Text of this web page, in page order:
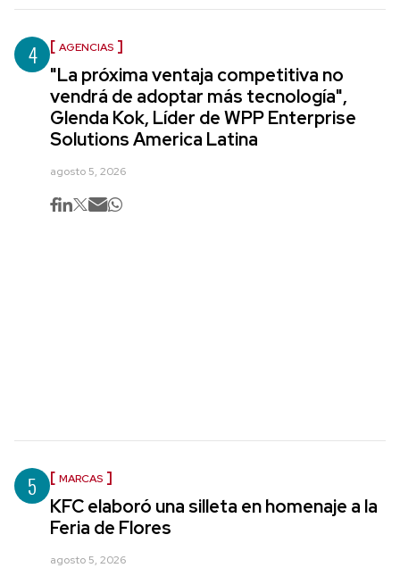
4 AGENCIAS
"La próxima ventaja competitiva no
vendrá de adoptar más tecnología",
Glenda Kok, Líder de WPP Enterprise
Solutions America Latina
agosto 5, 2026
5 MARCAS
KFC elaboró una silleta en homenaje a la
Feria de Flores
agosto 5, 2026